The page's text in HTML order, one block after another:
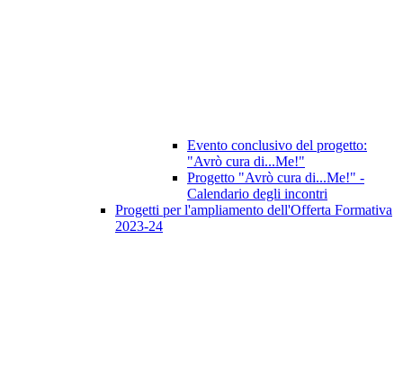
Evento conclusivo del progetto:
"Avrò cura di...Me!"
Progetto "Avrò cura di...Me!" -
Calendario degli incontri
Progetti per l'ampliamento dell'Offerta Formativa
2023-24